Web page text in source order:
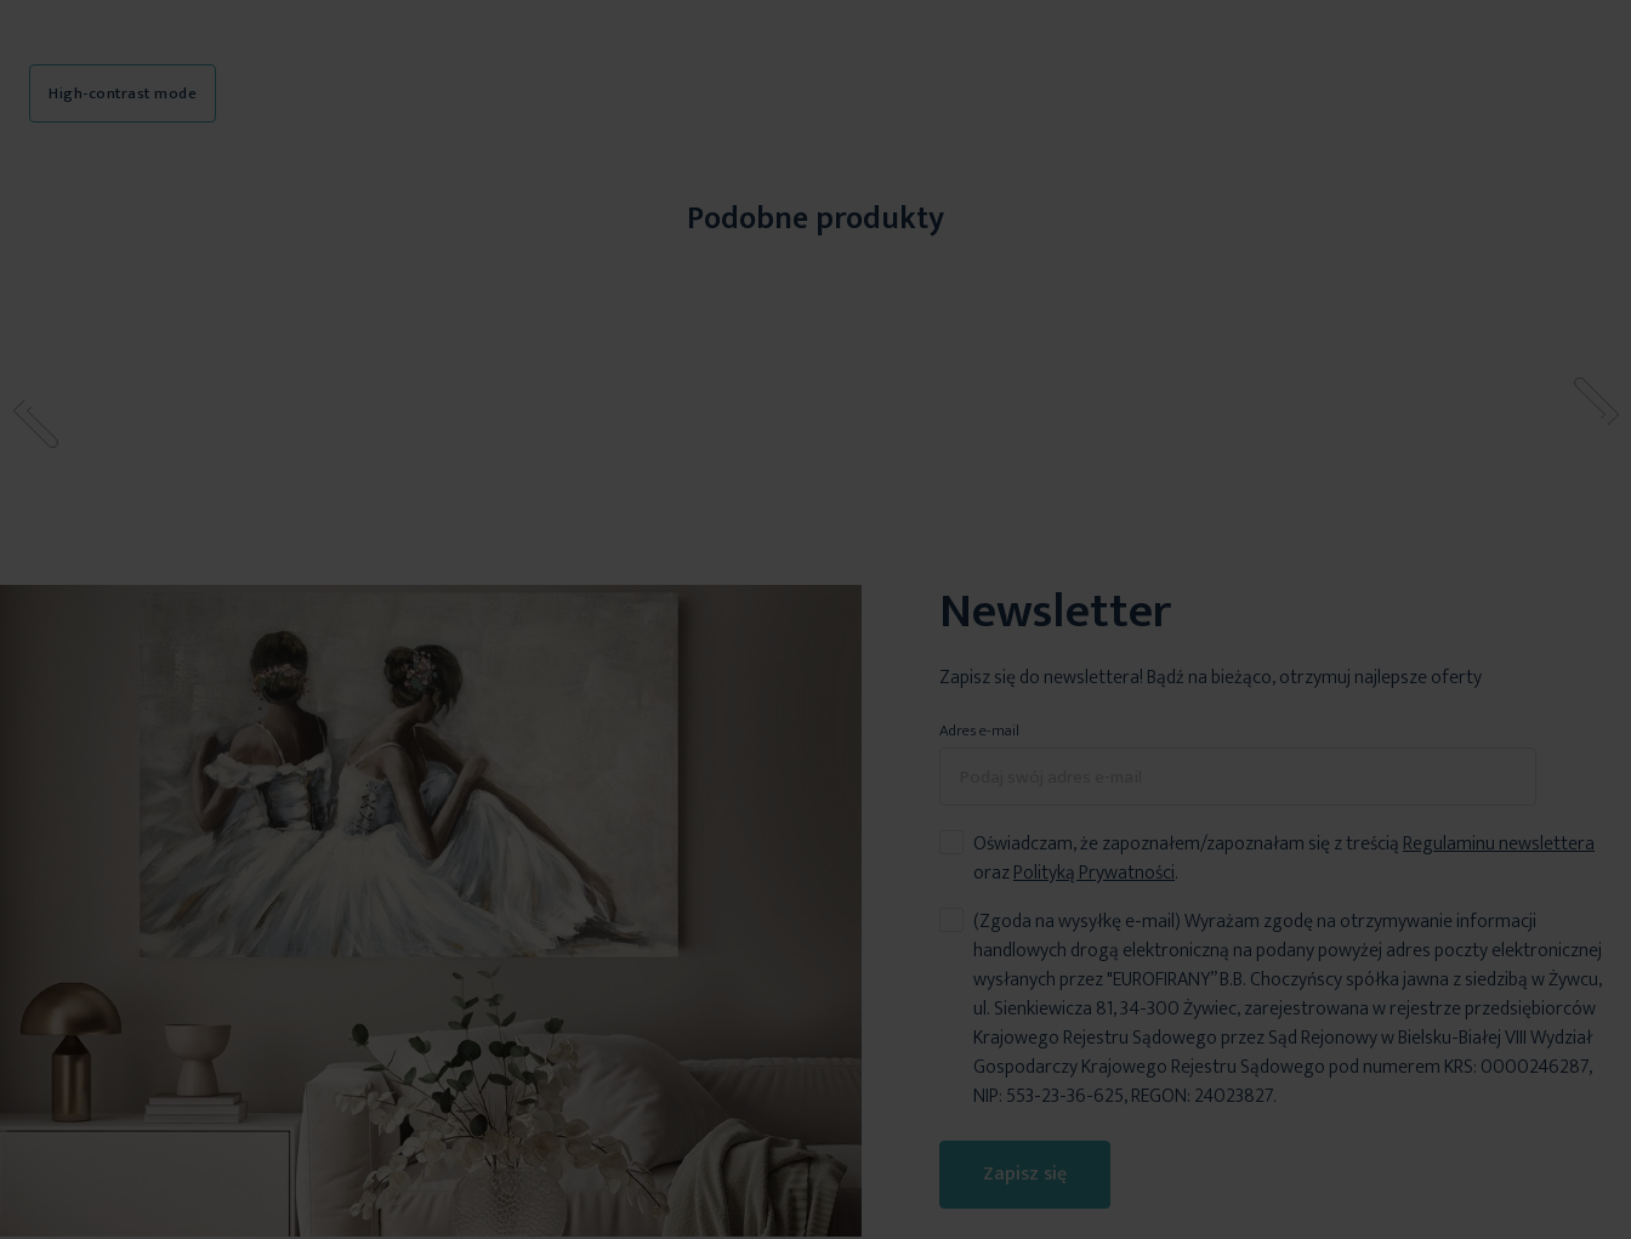
High-contrast mode
Podobne produkty
Newsletter
Zapisz się do newslettera! Bądź na bieżąco, otrzymuj najlepsze oferty
Adres e-mail
Oświadczam, że zapoznałem/zapoznałam się z treściąRegulaminu newslettera
orazPolityką Prywatności.
Zapisz się
(Zgoda na wysyłkę e-mail) Wyrażam zgodę na otrzymywanie informacji
handlowych drogą elektroniczną na podany powyżej adres poczty elektronicznej
wysłanych przez "EUROFIRANY” B.B. Choczyńscy spółka jawna z siedzibą w Żywcu,
ul. Sienkiewicza 81, 34-300 Żywiec, zarejestrowana w rejestrze przedsiębiorców
Krajowego Rejestru Sądowego przez Sąd Rejonowy w Bielsku-Białej VIII Wydział
Gospodarczy Krajowego Rejestru Sądowego pod numerem KRS: 0000246287,
NIP: 553-23-36-625, REGON: 24023827.